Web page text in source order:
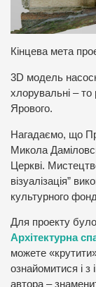
Кінцева мета
3D модель
хлорувальні – то
Ярового.
Нагадаємо, що
Микола
Церкві.
візуалізація”
культурного
Для проекту
Архітектурна
можете
ознайомитися і з
автора –